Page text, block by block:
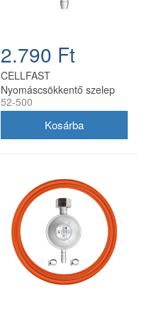
2.790 Ft
CELLFAST
Nyomáscsökkentő szelep
52-500